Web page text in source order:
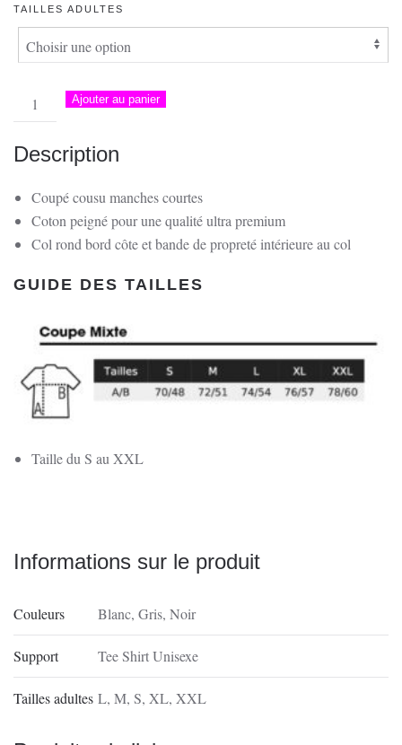
TAILLES ADULTES
quantité
de
T-
Shirt
Unisexe
L'Incendie,
Ajouter au panier
Description
Coupé cousu manches courtes
Coton peigné pour une qualité ultra premium
Col rond bord côte et bande de propreté intérieure au col
GUIDE DES TAILLES
Taille du S au XXL
Informations sur le produit
Couleurs Blanc, Gris, Noir
Support Tee Shirt Unisexe
Tailles adultes L, M, S, XL, XXL